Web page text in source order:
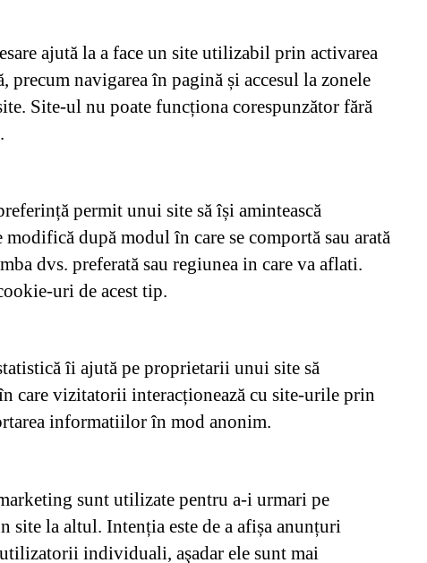
ajută la a face un site utilizabil prin activarea
precum navigarea în pagină și accesul la zonele
Site-ul nu poate funcționa corespunzător fără
permit unui site să își amintească
după modul în care se comportă sau arată
dvs. preferată sau regiunea in care va aflati.
uri de acest tip.
îi ajută pe proprietarii unui site să
care vizitatorii interacționează cu site-urile prin
informatiilor în mod anonim.
sunt utilizate pentru a-i urmari pe
site la altul. Intenția este de a afișa anunțuri
individuali, aşadar ele sunt mai